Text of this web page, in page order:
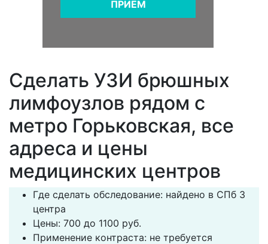
ПРИЁМ
Сделать УЗИ брюшных
лимфоузлов рядом с
метро Горьковская, все
адреса и цены
медицинских центров
Где сделать обследование: найдено в СПб 3
центра
Цены: 700 до 1100 руб.
Применение контраста: не требуется